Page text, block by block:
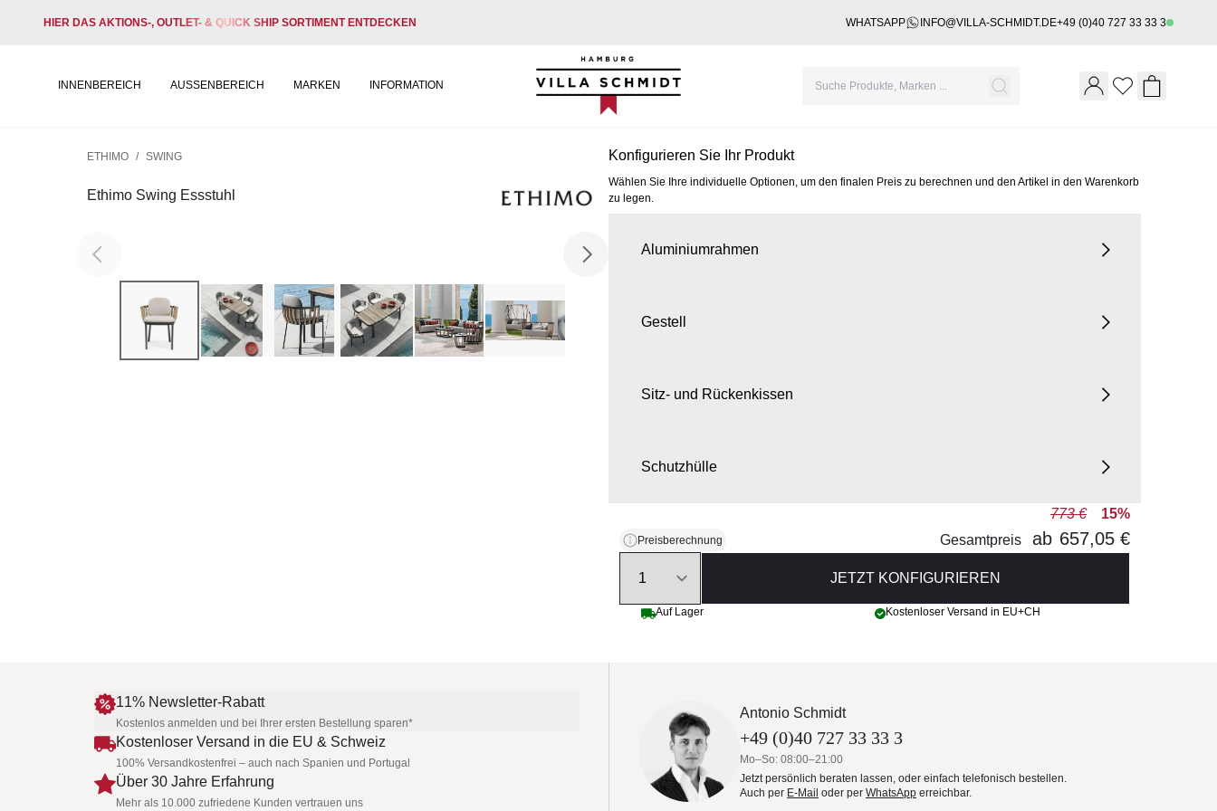
HIER DAS AKTIONS-, OUTLET- & QUICK SHIP SORTIMENT ENTDECKEN WHATSAPP INFO@VILLA-SCHMIDT.DE+49 (0)40 727 33 33 3
INNENBEREICH AUSSENBEREICH MARKEN INFORMATION
Villa Schmidt
Wishlist
ETHIMO / SWING
Ethimo Swing Essstuhl
Konfigurieren Sie Ihr Produkt
Wählen Sie Ihre individuelle Optionen, um den finalen Preis zu berechnen und den Artikel in den Warenkorb
zu legen.
Aluminiumrahmen
Gestell
Sitz- und Rückenkissen
Schutzhülle
Preisberechnung
773 €
15%
Gesamtpreis
ab 657,05 €
JETZT KONFIGURIEREN
Auf Lager Kostenloser Versand in EU+CH
11% Newsletter-Rabatt
Kostenlos anmelden und bei Ihrer ersten Bestellung sparen*
Kostenloser Versand in die EU & Schweiz
100% Versandkostenfrei – auch nach Spanien und Portugal
Über 30 Jahre Erfahrung
Mehr als 10.000 zufriedene Kunden vertrauen uns
Antonio Schmidt
+49 (0)40 727 33 33 3
Mo–So: 08:00–21:00
Jetzt persönlich beraten lassen, oder einfach telefonisch bestellen.
Auch per E-Mail oder per WhatsApp erreichbar.